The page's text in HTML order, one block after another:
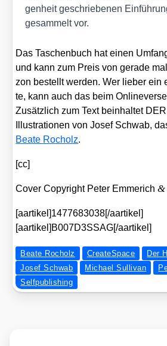
gen­heit geschrie­be­nen
gesam­melt vor.
Das Taschen­buch hat einen
und kann zum Preis von gera­de
zon bestellt wer­den. Wer lie­ber
te, kann auch das beim
Zusätz­lich zum Text beinhal­tet
Illus­tra­tio­nen von Josef Schwab,
Bea­te Roc­holz.
[cc]
Cover Copy­right Peter Emme­rich&
[aartikel]1477683038[/aartikel]
[aartikel]B007D3SSAG[/aartikel]
Beate Rocholz CreateSpace Der
Josef Schwab
Michael Sullivan
Selfpublishing